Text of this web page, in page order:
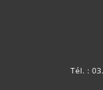
Tél. :